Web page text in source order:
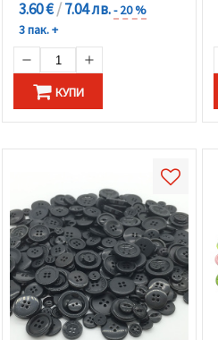
3.60 €/7.04 лв.- 20 %
3 пак. +
КУПИ